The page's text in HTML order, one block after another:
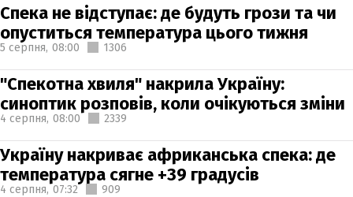
Спека не відступає: де будуть грози та чи
опуститься температура цього тижня
5 серпня, 08:00 1306
"Спекотна хвиля" накрила Україну:
синоптик розповів, коли очікуються зміни
4 серпня, 08:00 2339
Україну накриває африканська спека: де
температура сягне +39 градусів
4 серпня, 07:32 909